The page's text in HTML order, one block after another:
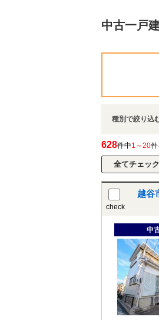
中古一戸
種別で絞り込
628件中1～20
check
越谷
中